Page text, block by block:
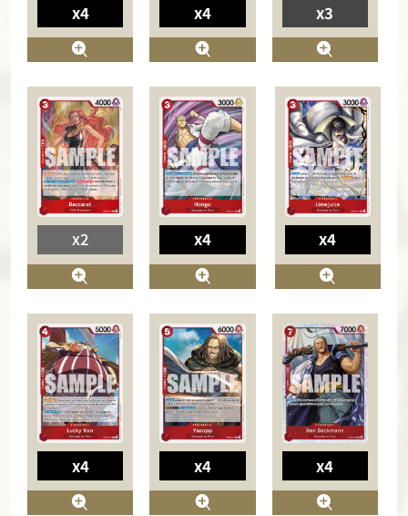
x4 x4 x3
x2 x4 x4
x4 x4 x4